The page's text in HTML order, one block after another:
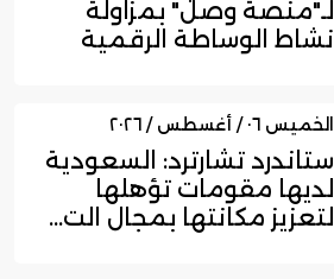
لـ"منصة وصل" بمزاولة
نشاط الوساطة الرقمية
الخميس ٠٦ / أغسطس / ٢٠٢٦
ستاندرد تشارترد: السعودية
لديها مقومات تؤهلها
لتعزيز مكانتها بمجال الت...